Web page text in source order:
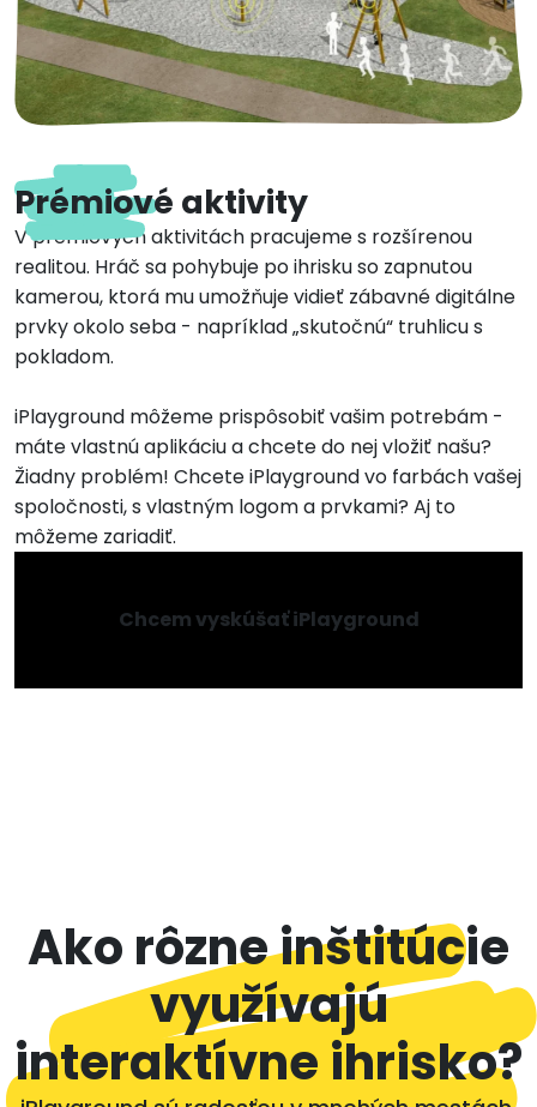
Prémiové aktivity
V prémiových aktivitách pracujeme s rozšírenou
realitou. Hráč sa pohybuje po ihrisku so zapnutou
kamerou, ktorá mu umožňuje vidieť zábavné digitálne
prvky okolo seba - napríklad „skutočnú“ truhlicu s
pokladom.
iPlayground môžeme prispôsobiť vašim potrebám -
máte vlastnú aplikáciu a chcete do nej vložiť našu?
Žiadny problém! Chcete iPlayground vo farbách vašej
spoločnosti, s vlastným logom a prvkami? Aj to
môžeme zariadiť.
Chcem vyskúšať iPlayground
Ako rôzne inštitúcie
využívajú
interaktívne ihrisko?